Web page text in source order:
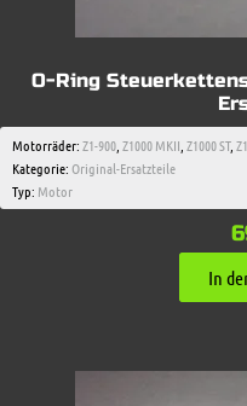
O-Ring
Motorräder:Z1-900 Z1000 MKII Z1000 ST,
Kategorie:Original-Ersatzteile
Typ: Motor
In